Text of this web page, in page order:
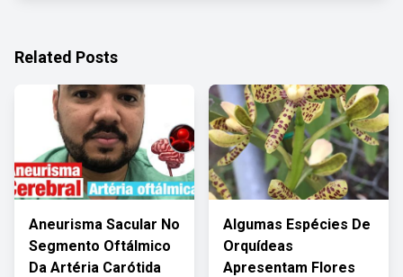
Related Posts
Aneurisma Sacular No
Segmento Oftálmico
Da Artéria Carótida
Algumas Espécies De
Orquídeas
Apresentam Flores